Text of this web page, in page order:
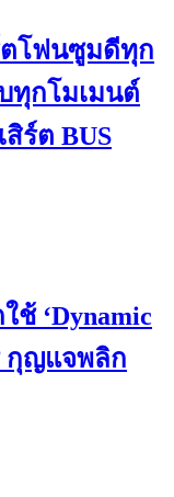
ตโฟนซูมดีทุก
ทุกโมเมนต์
ร์ต BUS
ช้ ‘Dynamic
กุญแจพลิก